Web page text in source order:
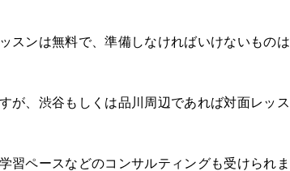
スンは無料で、準備しなければいけないものは
が、渋谷もしくは品川周辺であれば対面レッス
習ペースなどのコンサルティングも受けられま